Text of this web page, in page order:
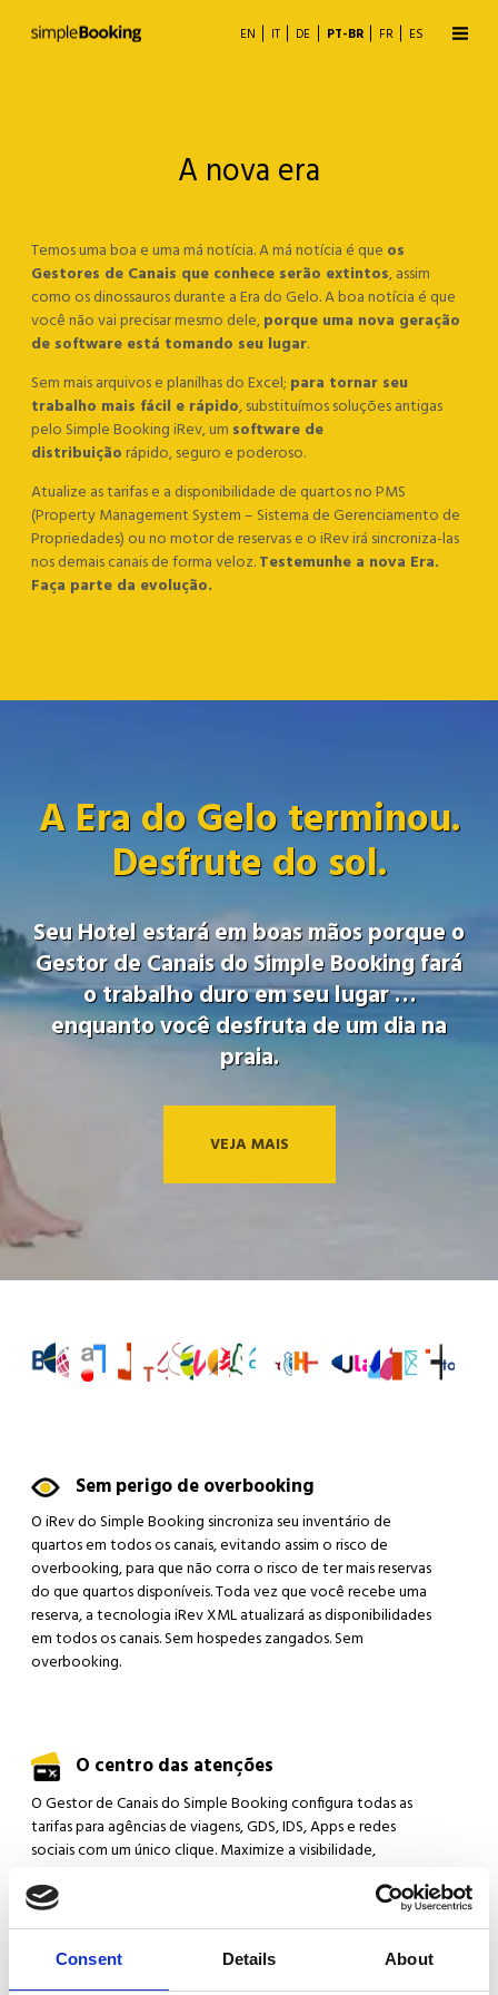
Consent Details About
EN IT DE PT-BR FR ES
Motor de Reservas
Gestor de canais
Metabuscas
Business Analytics
Parceiros
Agregue valor a sua oferta
Solicite um período de testes
A nova era
Temos uma boa e uma má notícia. A má notícia é que os
Gestores de Canais que conhece serão extintos, assim
como os dinossauros durante a Era do Gelo. A boa notícia é que
você não vai precisar mesmo dele,porque uma nova geração
de software está tomando seu lugar.
Sem mais arquivos e planilhas do Excel; para tornar seu
trabalho mais fácil e rápido, substituímos soluções antigas
pelo Simple Booking iRev, um software de
distribuiçãorápido, seguro e poderoso.
Atualize as tarifas e a disponibilidade de quartos no PMS
(Property Management System – Sistema de Gerenciamento de
Propriedades) ou no motor de reservas e o iRev irá sincroniza-las
nos demais canais de forma veloz.Testemunhe a nova Era.
Faça parte da evolução.
A Era do Gelo terminou.
Desfrute do sol.
Seu Hotel estará em boas mãos porque o
Gestor de Canais do Simple Booking fará
o trabalho duro em seu lugar …
enquanto você desfruta de um dia na
praia.
VEJA MAIS
Sem perigo de overbooking
O iRev do Simple Booking sincroniza seu inventário de
quartos em todos os canais, evitando assim o risco de
overbooking, para que não corra o risco de ter mais reservas
do que quartos disponíveis. Toda vez que você recebe uma
reserva, a tecnologia iRev XML atualizará as disponibilidades
em todos os canais. Sem hospedes zangados. Sem
overbooking.
O centro das atenções
O Gestor de Canais do Simple Booking configura todas as
tarifas para agências de viagens, GDS, IDS, Apps e redes
sociais com um único clique. Maximize a visibilidade,
com o melhor preço que você decidir.